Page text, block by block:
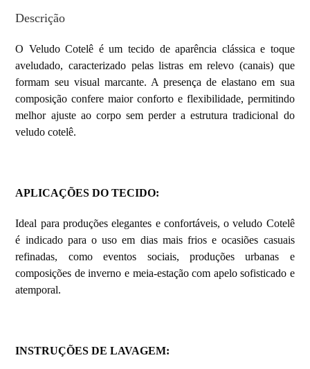
Descrição
O Veludo Cotelê é um tecido de aparência clássica e toque
aveludado, caracterizado pelas listras em relevo (canais) que
formam seu visual marcante. A presença de elastano em sua
composição confere maior conforto e flexibilidade, permitindo
melhor ajuste ao corpo sem perder a estrutura tradicional do
veludo cotelê.
APLICAÇÕES DO TECIDO:
Ideal para produções elegantes e confortáveis, o veludo Cotelê
é indicado para o uso em dias mais frios e ocasiões casuais
refinadas, como eventos sociais, produções urbanas e
composições de inverno e meia-estação com apelo sofisticado e
atemporal.
INSTRUÇÕES DE LAVAGEM: